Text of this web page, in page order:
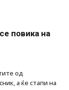
повика на
од
а ќе стапи на